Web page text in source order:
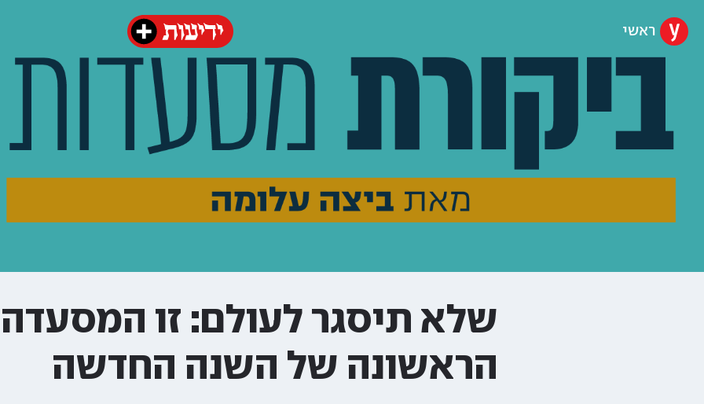
ראשי
שלא תיסגר לעולם: זו
הראשונה של השנה החדשה